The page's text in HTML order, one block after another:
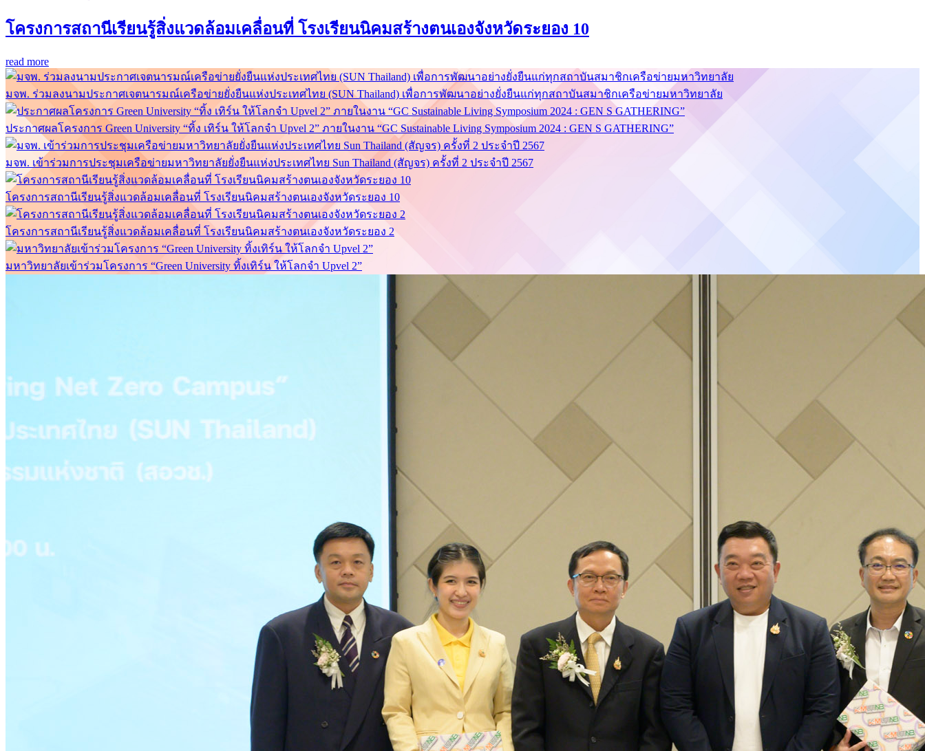
โครงการสถานีเรียนรู้สิ่งแวดล้อมเคลื่อนที่ โรงเรียนนิคมสร้างตนเองจังหวัดระยอง 10
read more
มจพ. ร่วมลงนามประกาศเจตนารมณ์เครือข่ายยั่งยืนแห่งประเทศไทย (SUN Thailand) เพื่อการพัฒนาอย่างยั่งยืนแก่ทุกสถาบันสมาชิกเครือข่ายมหาวิทยาลัย
ประกาศผลโครงการ Green University “ทิ้ง เทิร์น ให้โลกจำ Upvel 2” ภายในงาน “GC Sustainable Living Symposium 2024 : GEN S GATHERING”
มจพ. เข้าร่วมการประชุมเครือข่ายมหาวิทยาลัยยั่งยืนแห่งประเทศไทย Sun Thailand (สัญจร) ครั้งที่ 2 ประจำปี 2567
โครงการสถานีเรียนรู้สิ่งแวดล้อมเคลื่อนที่ โรงเรียนนิคมสร้างตนเองจังหวัดระยอง 10
โครงการสถานีเรียนรู้สิ่งแวดล้อมเคลื่อนที่ โรงเรียนนิคมสร้างตนเองจังหวัดระยอง 2
มหาวิทยาลัยเข้าร่วมโครงการ “Green University ทิ้งเทิร์น ให้โลกจำ Upvel 2”